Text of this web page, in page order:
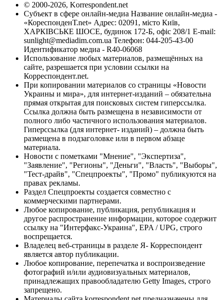
© 2000-2026, Korrespondent.net
Субъект в сфере онлайн-медиа Название онлайн-медиа -
«КореспонденТ.net» Адрес: 02091, місто Київ,
ХАРКІВСЬКЕ ШОСЕ, будинок 172-Б, офіс 208/1 E-mail:
sunlight@mediadim.com.ua Телефон: 044-205-43-00
Идентификатор медиа - R40-06068
Использование любых материалов, размещённых на
сайте, разрешается при условии ссылки на
Корреспондент.net.
При копировании материалов со страницы «Новости
Украины и мира», для интернет-изданий – обязательна
прямая открытая для поисковых систем гиперссылка.
Ссылка должна быть размещена в независимости от
полного либо частичного использования материалов.
Гиперссылка (для интернет- изданий) – должна быть
размещена в подзаголовке или в первом абзаце
материала.
Новости с пометками "Мнение", "Экспертиза",
"Заявление", "Регионы", "Деньги", "Власть", "Выборы",
"Тест-драйв", "Спецпроекты", "Промо" публикуются на
правах рекламы.
Раздел Спецпроекты создается совместно с
коммерческими партнерами.
Любое копирование, публикация, републикация и
другое распространение информации, которое содержит
ссылку на "Интерфакс-Украина", EPA / UPG, строго
воспрещается.
Владелец веб-страницы в разделе Я- Корреспондент
является автор публикации.
Любое копирование, перепечатка и воспроизведение
фотографий и/или аудиовизуальных материалов,
принадлежащих правообладателю Getty Images, строго
запрещено.